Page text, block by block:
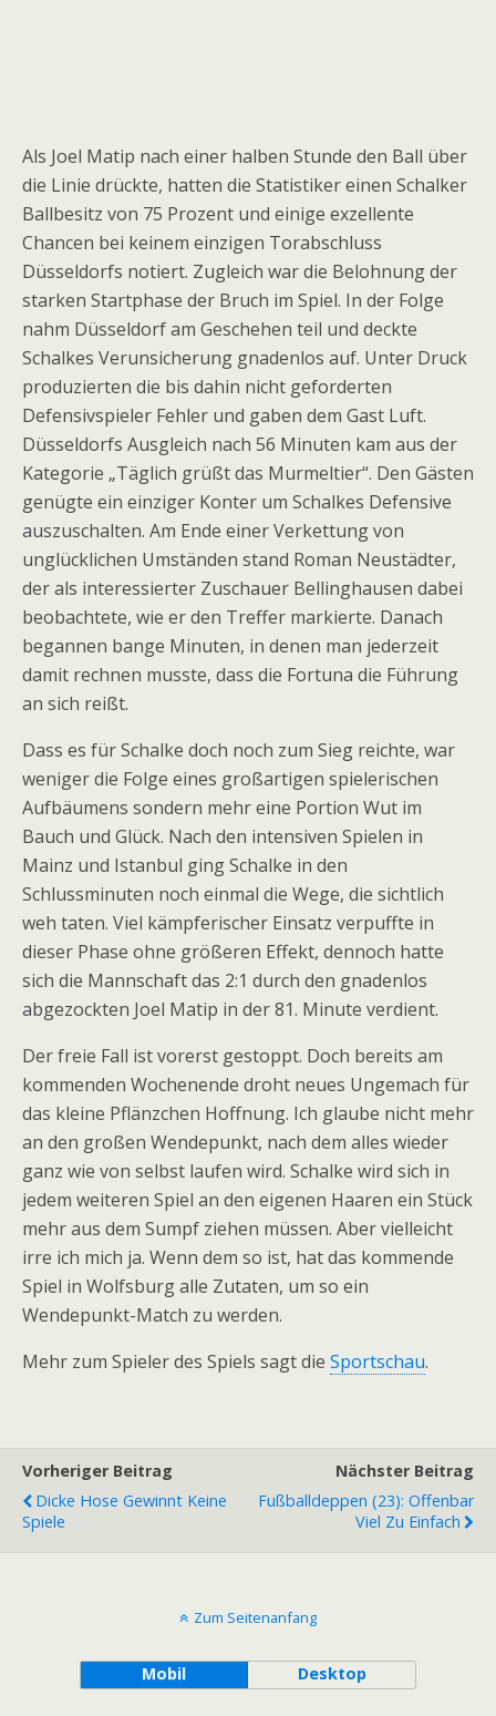
Als Joel Matip nach einer halben Stunde den Ball über
die Linie drückte, hatten die Statistiker einen Schalker
Ballbesitz von 75 Prozent und einige exzellente
Chancen bei keinem einzigen Torabschluss
Düsseldorfs notiert. Zugleich war die Belohnung der
starken Startphase der Bruch im Spiel. In der Folge
nahm Düsseldorf am Geschehen teil und deckte
Schalkes Verunsicherung gnadenlos auf. Unter Druck
produzierten die bis dahin nicht geforderten
Defensivspieler Fehler und gaben dem Gast Luft.
Düsseldorfs Ausgleich nach 56 Minuten kam aus der
Kategorie „Täglich grüßt das Murmeltier“. Den Gästen
genügte ein einziger Konter um Schalkes Defensive
auszuschalten. Am Ende einer Verkettung von
unglücklichen Umständen stand Roman Neustädter,
der als interessierter Zuschauer Bellinghausen dabei
beobachtete, wie er den Treffer markierte. Danach
begannen bange Minuten, in denen man jederzeit
damit rechnen musste, dass die Fortuna die Führung
an sich reißt.
Dass es für Schalke doch noch zum Sieg reichte, war
weniger die Folge eines großartigen spielerischen
Aufbäumens sondern mehr eine Portion Wut im
Bauch und Glück. Nach den intensiven Spielen in
Mainz und Istanbul ging Schalke in den
Schlussminuten noch einmal die Wege, die sichtlich
weh taten. Viel kämpferischer Einsatz verpuffte in
dieser Phase ohne größeren Effekt, dennoch hatte
sich die Mannschaft das 2:1 durch den gnadenlos
abgezockten Joel Matip in der 81. Minute verdient.
Der freie Fall ist vorerst gestoppt. Doch bereits am
kommenden Wochenende droht neues Ungemach für
das kleine Pflänzchen Hoffnung. Ich glaube nicht mehr
an den großen Wendepunkt, nach dem alles wieder
ganz wie von selbst laufen wird. Schalke wird sich in
jedem weiteren Spiel an den eigenen Haaren ein Stück
mehr aus dem Sumpf ziehen müssen. Aber vielleicht
irre ich mich ja. Wenn dem so ist, hat das kommende
Spiel in Wolfsburg alle Zutaten, um so ein
Wendepunkt-Match zu werden.
Mehr zum Spieler des Spiels sagt die Sportschau.
Vorheriger Beitrag
Dicke Hose Gewinnt Keine
Spiele
Nächster Beitrag
Fußballdeppen (23): Offenbar
Viel Zu Einfach
Zum Seitenanfang
Mobil Desktop